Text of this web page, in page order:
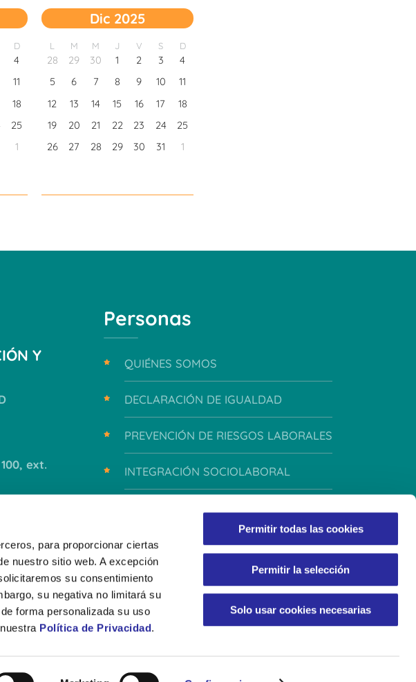
para proporcionar ciertas
nuestro sitio web. A excepción
su consentimiento
su negativa no limitará su
forma personalizada su uso
Política de Privacidad.
Permitir todas las cookies
Permitir la selección
Solo usar cookies necesarias
D
4
11
18
25
1
Dic 2025
L M M J V S D
28 29 30 1 2 3
4
5
6 7 8 9 10
11
12
13 14 15 16 17
18
19
20 21 22 23 24
25
26
27 28 29 30 31 1
Y
ext.
Personas
QUIÉNES SOMOS
DECLARACIÓN DE IGUALDAD
PREVENCIÓN DE RIESGOS LABORALES
INTEGRACIÓN SOCIOLABORAL